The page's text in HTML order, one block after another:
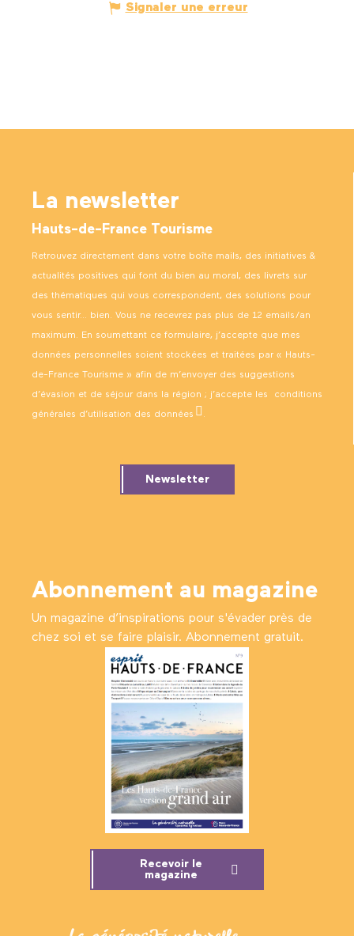
Signaler une erreur
La newsletter
Hauts-de-France Tourisme
Retrouvez directement dans votre boîte mails, des initiatives &
actualités positives qui font du bien au moral, des livrets sur
des thématiques qui vous correspondent, des solutions pour
vous sentir… bien. Vous ne recevrez pas plus de 12 emails/an
maximum. En soumettant ce formulaire, j’accepte que mes
données personnelles soient stockées et traitées par « Hauts-
de-France Tourisme » afin de m’envoyer des suggestions
d’évasion et de séjour dans la région ; j’accepte les conditions
générales d’utilisation des données .
Newsletter
Abonnement au magazine
Un magazine d’inspirations pour s'évader près de
chez soi et se faire plaisir. Abonnement gratuit.
Recevoir le
magazine